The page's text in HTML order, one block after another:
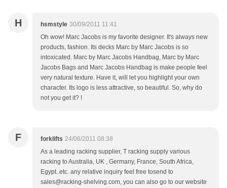
H hsmstyle 30/09/2011 11:41
Oh wow! Marc Jacobs is my favorite designer. It's always new
products, fashion. Its decks Marc by Marc Jacobs is so
intoxicated. Marc by Marc Jacobs Handbag, Marc by Marc
Jacobs Bags and Marc Jacobs Handbag is make people feel
very natural texture. Have it, will let you highlight your own
character. Its logo is less attractive, so beautiful. So, why do
not you get it? !
F forklifts 24/06/2011 08:38
As a leading racking supplier, T racking supply various
racking to Australia, UK , Germany, France, South Africa,
Egypt..etc. any relative inquiry feel free tosend to
sales@racking-shelving.com, you can also go to our website